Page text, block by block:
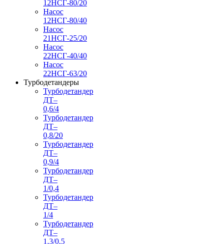
12НСГ-80/20
Насос
12НСГ-80/40
Насос
21НСГ-25/20
Насос
22НСГ-40/40
Насос
22НСГ-63/20
Турбодетандеры
Турбодетандер
ДТ–
0,6/4
Турбодетандер
ДТ–
0,8/20
Турбодетандер
ДТ–
0,9/4
Турбодетандер
ДТ–
1/0,4
Турбодетандер
ДТ–
1/4
Турбодетандер
ДТ–
1,3/0,5